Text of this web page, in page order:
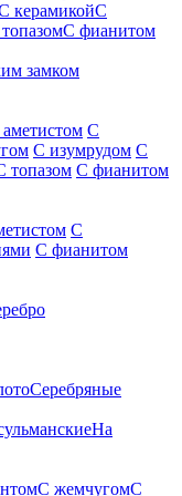
керамикойС
С фианитом
замком
С
С изумрудом С
топазом С фианитом
С
С фианитом
Серебряные
На
С жемчугомС